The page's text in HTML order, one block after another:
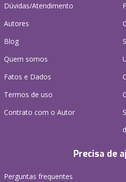
Dúvidas/Atendimento
Autores
Blog
Quem somos
Fatos e Dados
Termos de uso
Contrato com o Autor
Precisa de
Perguntas frequentes